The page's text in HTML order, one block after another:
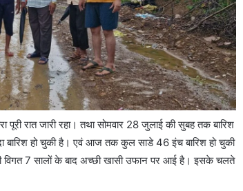
पूरी रात जारी रहा। तथा सोमवार 28 जुलाई की सुबह तक बारिश
हो चुकी है। एवं आज तक कुल साडे 46 इंच बारिश हो चुकी
विगत 7 सालों के बाद अच्छी खासी उफान पर आई है। इसके चलते